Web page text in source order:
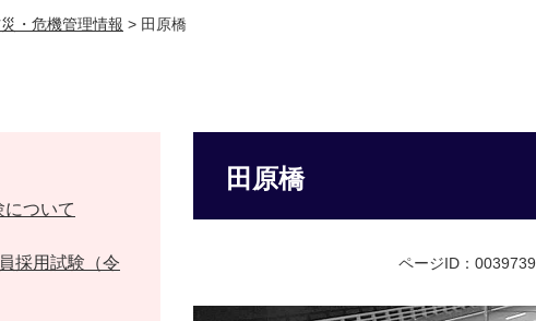
・危機管理情報 > 田原橋
田原橋
ページID：0039739
ついて
採用試験（令